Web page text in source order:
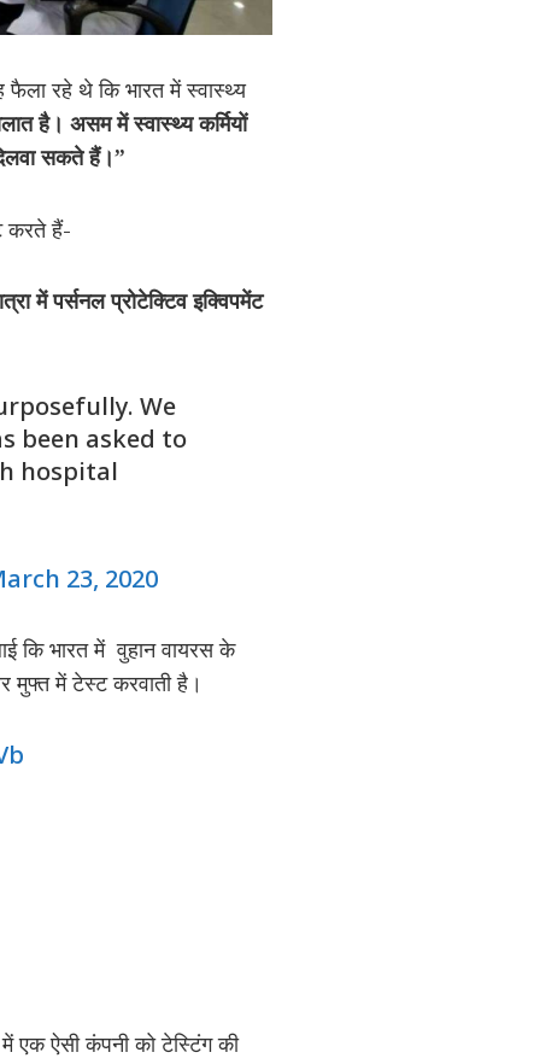
फैला रहे थे कि भारत में स्वास्थ्य
है। असममेंस्वास्थ्यकर्मियों
सकतेहैं।”
करते हैं-
मेंपर्सनलप्रोटेक्टिवइक्विपमेंट
We
been asked to
hospital
23, 2020
कि भारत में वुहान वायरस के
में टेस्ट करवाती है।
एक ऐसी कंपनी को टेस्टिंग की